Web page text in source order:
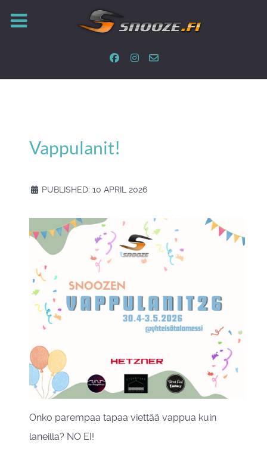
Vappulanit!
PUBLISHED: 10 APRIL 2026
Onko parempaa tapaa viettää vappua kuin
laneilla? NO EI!